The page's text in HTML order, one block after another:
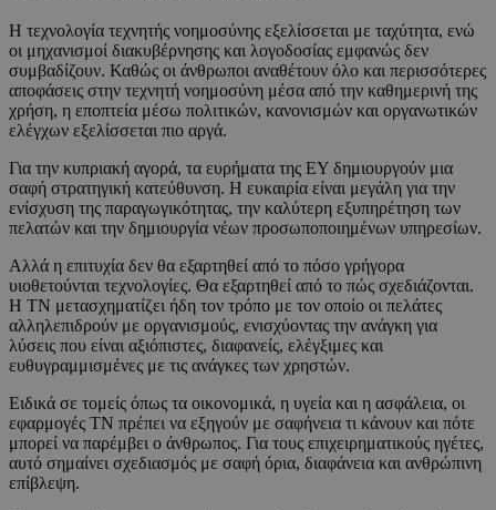
Η τεχνολογία τεχνητής νοημοσύνης εξελίσσεται με ταχύτητα, ενώ
οι μηχανισμοί διακυβέρνησης και λογοδοσίας εμφανώς δεν
συμβαδίζουν. Καθώς οι άνθρωποι αναθέτουν όλο και περισσότερες
αποφάσεις στην τεχνητή νοημοσύνη μέσα από την καθημερινή της
χρήση, η εποπτεία μέσω πολιτικών, κανονισμών και οργανωτικών
ελέγχων εξελίσσεται πιο αργά.
Για την κυπριακή αγορά, τα ευρήματα της EY δημιουργούν μια
σαφή στρατηγική κατεύθυνση. Η ευκαιρία είναι μεγάλη για την
ενίσχυση της παραγωγικότητας, την καλύτερη εξυπηρέτηση των
πελατών και την δημιουργία νέων προσωποποιημένων υπηρεσίων.
Αλλά η επιτυχία δεν θα εξαρτηθεί από το πόσο γρήγορα
υιοθετούνται τεχνολογίες. Θα εξαρτηθεί από το πώς σχεδιάζονται.
Η ΤΝ μετασχηματίζει ήδη τον τρόπο με τον οποίο οι πελάτες
αλληλεπιδρούν με οργανισμούς, ενισχύοντας την ανάγκη για
λύσεις που είναι αξιόπιστες, διαφανείς, ελέγξιμες και
ευθυγραμμισμένες με τις ανάγκες των χρηστών.
Ειδικά σε τομείς όπως τα οικονομικά, η υγεία και η ασφάλεια, οι
εφαρμογές ΤΝ πρέπει να εξηγούν με σαφήνεια τι κάνουν και πότε
μπορεί να παρέμβει ο άνθρωπος. Για τους επιχειρηματικούς ηγέτες,
αυτό σημαίνει σχεδιασμός με σαφή όρια, διαφάνεια και ανθρώπινη
επίβλεψη.